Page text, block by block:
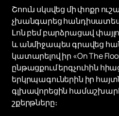
Շոուն սկսվեց մի փոքր
չխանգարեց հանդիսատեսին
Լոն բեմ բարձրացավ
և անմիջապես գրավեց
կատարելով իր «On The
ընթացքում երգչուհին
երկրպագուներին իր
գլխավորեցին
շքերթները։